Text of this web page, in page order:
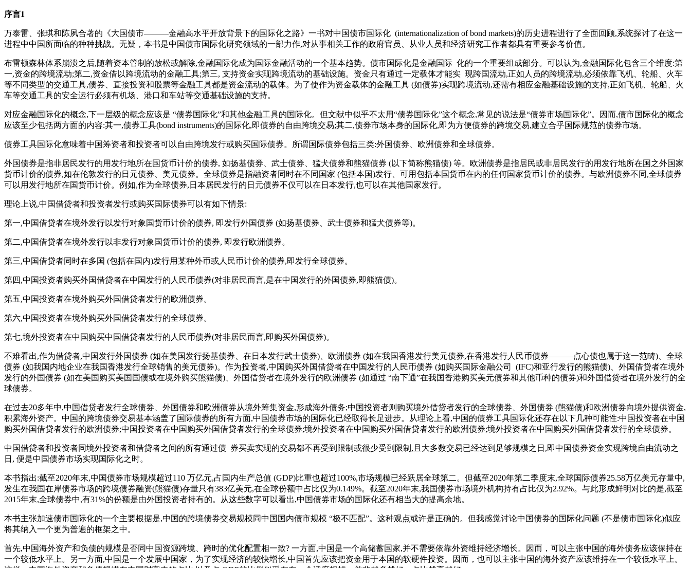
序言1
万泰雷、张琪和陈夙合著的《大国债市———金融高水平开放背景下的国际化之路》一书对中国债市国际化 (internationalization of bond markets)的历史进程进行了全面回顾,系统探讨了在这一
进程中中国所面临的种种挑战。无疑，本书是中国债市国际化研究领域的一部力作,对从事相关工作的政府官员、从业人员和经济研究工作者都具有重要参考价值。
布雷顿森林体系崩溃之后,随着资本管制的放松或解除,金融国际化成为国际金融活动的一个基本趋势。债市国际化是金融国际 化的一个重要组成部分。可以认为,金融国际化包含三个维度:第
一,资金的跨境流动;第二,资金借以跨境流动的金融工具;第三, 支持资金实现跨境流动的基础设施。资金只有通过一定载体才能实 现跨国流动,正如人员的跨境流动,必须依靠飞机、轮船、火车
等不同类型的交通工具,债券、直接投资和股票等金融工具都是资金流动的载体。为了使作为资金载体的金融工具 (如债券)实现跨境流动,还需有相应金融基础设施的支持,正如飞机、轮船、火
车等交通工具的安全运行必须有机场、港口和车站等交通基础设施的支持。
对应金融国际化的概念,下一层级的概念应该是 “债券国际化”和其他金融工具的国际化。但文献中似乎不太用“债券国际化”这个概念,常见的说法是“债券市场国际化”。因而,债市国际化的概念
应该至少包括两方面的内容:其一,债券工具(bond instruments)的国际化,即债券的自由跨境交易;其二,债券市场本身的国际化,即为方便债券的跨境交易,建立合乎国际规范的债券市场。
债券工具国际化意味着中国筹资者和投资者可以自由跨境发行或购买国际债券。所谓国际债券包括三类:外国债券、欧洲债券和全球债券。
外国债券是指非居民发行的用发行地所在国货币计价的债券, 如扬基债券、武士债券、猛犬债券和熊猫债券 (以下简称熊猫债) 等。欧洲债券是指居民或非居民发行的用发行地所在国之外国家
货币计价的债券,如在伦敦发行的日元债券、美元债券。全球债券是指融资者同时在不同国家 (包括本国)发行、可用包括本国货币在内的任何国家货币计价的债券。与欧洲债券不同,全球债券
可以用发行地所在国货币计价。例如,作为全球债券,日本居民发行的日元债券不仅可以在日本发行,也可以在其他国家发行。
理论上说,中国借贷者和投资者发行或购买国际债券可以有如下情景:
第一,中国借贷者在境外发行以发行对象国货币计价的债券, 即发行外国债券 (如扬基债券、武士债券和猛犬债券等)。
第二,中国借贷者在境外发行以非发行对象国货币计价的债券, 即发行欧洲债券。
第三,中国借贷者同时在多国 (包括在国内)发行用某种外币或人民币计价的债券,即发行全球债券。
第四,中国投资者购买外国借贷者在中国发行的人民币债券(对非居民而言,是在中国发行的外国债券,即熊猫债)。
第五,中国投资者在境外购买外国借贷者发行的欧洲债券。
第六,中国投资者在境外购买外国借贷者发行的全球债券。
第七,境外投资者在中国购买中国借贷者发行的人民币债券(对非居民而言,即购买外国债券)。
不难看出,作为借贷者,中国发行外国债券 (如在美国发行扬基债券、在日本发行武士债券)、欧洲债券 (如在我国香港发行美元债券,在香港发行人民币债券———点心债也属于这一范畴)、全球
债券 (如我国内地企业在我国香港发行全球销售的美元债券)。作为投资者,中国购买外国借贷者在中国发行的人民币债券 (如购买国际金融公司 (IFC)和亚行发行的熊猫债)、外国借贷者在境外
发行的外国债券 (如在美国购买美国国债或在境外购买熊猫债)、外国借贷者在境外发行的欧洲债券 (如通过 “南下通”在我国香港购买美元债券和其他币种的债券)和外国借贷者在境外发行的全
球债券。
在过去20多年中,中国借贷者发行全球债券、外国债券和欧洲债券从境外筹集资金,形成海外债务;中国投资者则购买境外借贷者发行的全球债券、外国债券 (熊猫债)和欧洲债券向境外提供资金,
积累海外资产。中国的跨境债券交易基本涵盖了国际债券的所有方面,中国债券市场的国际化已经取得长足进步。从理论上看,中国的债券工具国际化还存在以下几种可能性:中国投资者在中国
购买外国借贷者发行的欧洲债券;中国投资者在中国购买外国借贷者发行的全球债券;境外投资者在中国购买外国借贷者发行的欧洲债券;境外投资者在中国购买外国借贷者发行的全球债券。
中国借贷者和投资者同境外投资者和借贷者之间的所有通过债 券买卖实现的交易都不再受到限制或很少受到限制,且大多数交易已经达到足够规模之日,即中国债券资金实现跨境自由流动之
日, 便是中国债券市场实现国际化之时。
本书指出:截至2020年末,中国债券市场规模超过110 万亿元,占国内生产总值 (GDP)比重也超过100%,市场规模已经跃居全球第二。但截至2020年第二季度末,全球国际债券25.58万亿美元存量中,
发生在我国在岸债券市场的跨境债券融资(熊猫债)存量只有383亿美元,在全球份额中占比仅为0.149%。截至2020年末,我国债券市场境外机构持有占比仅为2.92%。与此形成鲜明对比的是,截至
2015年末,全球债券中,有31%的份额是由外国投资者持有的。从这些数字可以看出,中国债券市场的国际化还有相当大的提高余地。
本书主张加速债市国际化的一个主要根据是,中国的跨境债券交易规模同中国国内债市规模 “极不匹配”。这种观点或许是正确的。但我感觉讨论中国债券的国际化问题 (不是债市国际化)似应
将其纳入一个更为普遍的框架之中。
首先,中国海外资产和负债的规模是否同中国资源跨境、跨时的优化配置相一致? 一方面,中国是一个高储蓄国家,并不需要依靠外资维持经济增长。因而，可以主张中国的海外债务应该保持在
一个较低水平上。另一方面,中国是一个发展中国家，为了实现经济的较快增长,中国首先应该把资金用于本国的软硬件投资。因而，也可以主张中国的海外资产应该维持在一个较低水平上。